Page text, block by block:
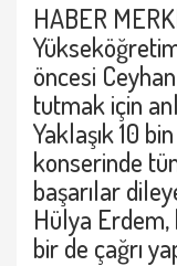
HABER
öncesi
tutmak için
Yaklaşık 10
konserinde
başarılar
Hülya Erdem,
bir de çağrı